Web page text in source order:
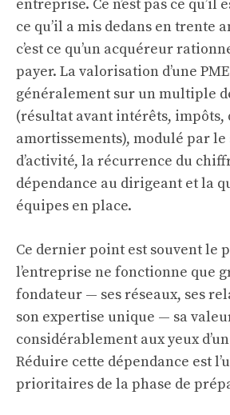
entreprise. Ce n’est pas ce qu’il
ce qu’il a mis dedans en trente
c’est ce qu’un acquéreur
payer. La valorisation d’une
généralement sur un multiple
(résultat avant intérêts, impôts,
amortissements), modulé par le
d’activité, la récurrence du
dépendance au dirigeant et la
équipes en place.
Ce dernier point est souvent le
l’entreprise ne fonctionne que
fondateur — ses réseaux, ses
son expertise unique — sa
considérablement aux yeux
Réduire cette dépendance est
prioritaires de la phase de